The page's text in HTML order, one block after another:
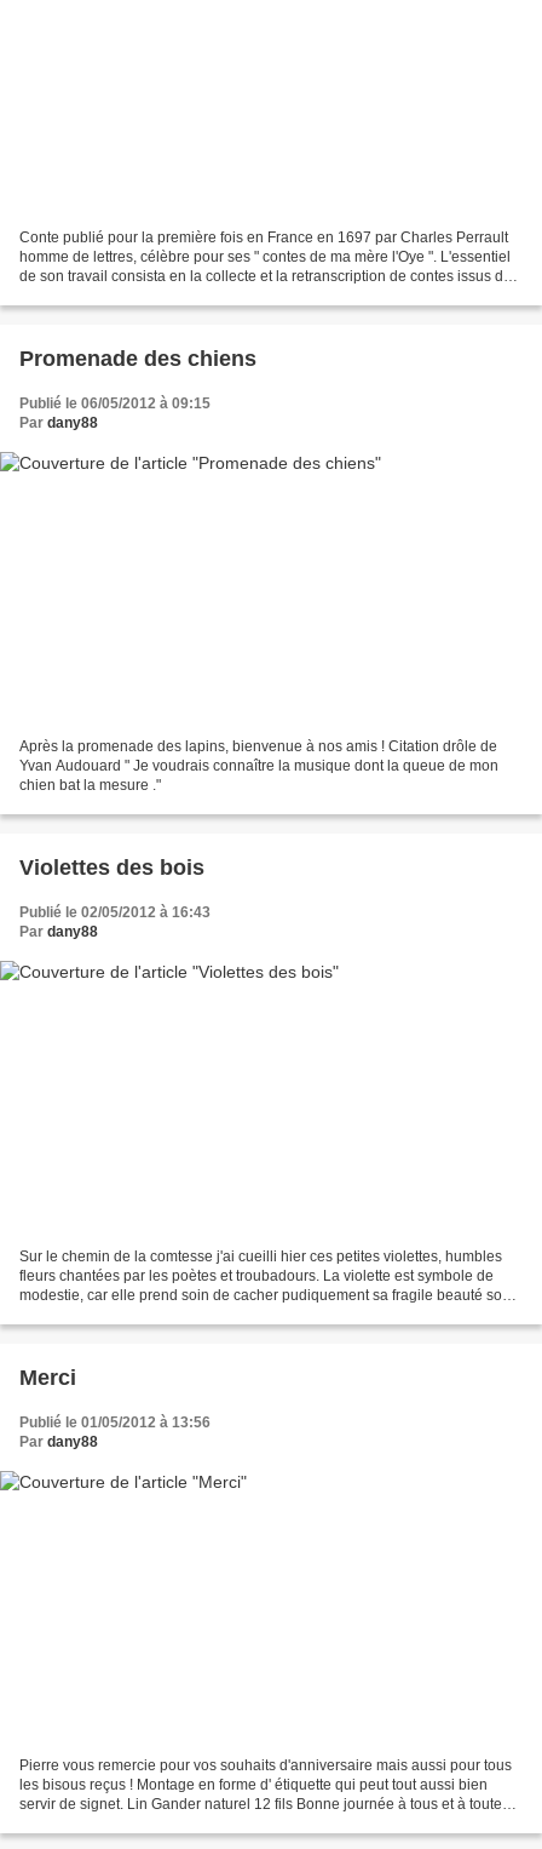
Conte publié pour la première fois en France en 1697 par Charles Perrault
homme de lettres, célèbre pour ses " contes de ma mère l'Oye ". L'essentiel
de son travail consista en la collecte et la retranscription de contes issus de
Promenade des chiens
Publié le 06/05/2012 à 09:15
Par dany88
Après la promenade des lapins, bienvenue à nos amis ! Citation drôle de
Yvan Audouard " Je voudrais connaître la musique dont la queue de mon
chien bat la mesure ."
Violettes des bois
Publié le 02/05/2012 à 16:43
Par dany88
Sur le chemin de la comtesse j'ai cueilli hier ces petites violettes, humbles
fleurs chantées par les poètes et troubadours. La violette est symbole de
modestie, car elle prend soin de cacher pudiquement sa fragile beauté sous
Merci
Publié le 01/05/2012 à 13:56
Par dany88
Pierre vous remercie pour vos souhaits d'anniversaire mais aussi pour tous
les bisous reçus ! Montage en forme d' étiquette qui peut tout aussi bien
servir de signet. Lin Gander naturel 12 fils Bonne journée à tous et à toutes